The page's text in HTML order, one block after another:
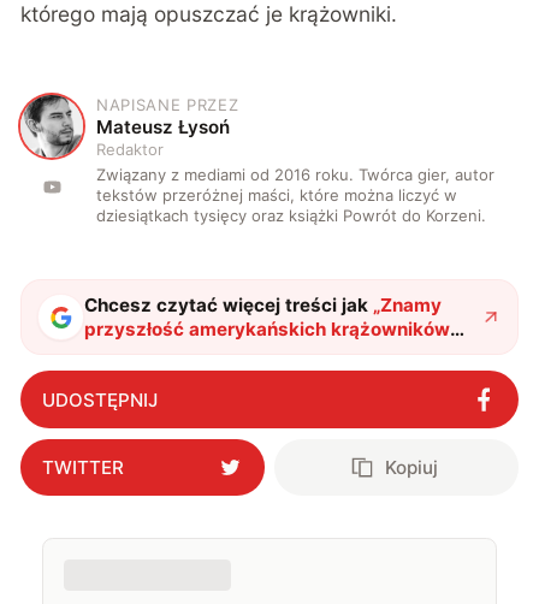
którego mają opuszczać je krążowniki.
M
NAPISANE PRZEZ
Mateusz Łysoń
Redaktor
Związany z mediami od 2016 roku. Twórca gier, autor
tekstów przeróżnej maści, które można liczyć w
dziesiątkach tysięcy oraz książki Powrót do Korzeni.
Chcesz czytać więcej treści jak „Znamy
przyszłość amerykańskich krążowników
Ticonderoga"?
UDOSTĘPNIJ
TWITTER Kopiuj